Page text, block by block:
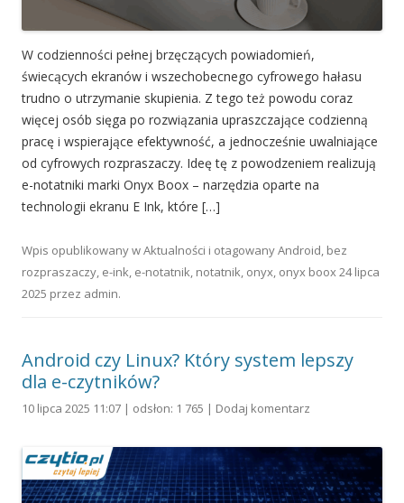
W codzienności pełnej brzęczących powiadomień,
świecących ekranów i wszechobecnego cyfrowego hałasu
trudno o utrzymanie skupienia. Z tego też powodu coraz
więcej osób sięga po rozwiązania upraszczające codzienną
pracę i wspierające efektywność, a jednocześnie uwalniające
od cyfrowych rozpraszaczy. Ideę tę z powodzeniem realizują
e-notatniki marki Onyx Boox – narzędzia oparte na
technologii ekranu E Ink, które […]
Wpis opublikowany wAktualności i otagowanyAndroid, bez
rozpraszaczy, e-ink, e-notatnik, notatnik, onyx, onyx boox24 lipca
2025 przez admin.
Android czy Linux? Który system lepszy
dla e-czytników?
10 lipca 2025 11:07 | odsłon: 1 765 | Dodaj komentarz